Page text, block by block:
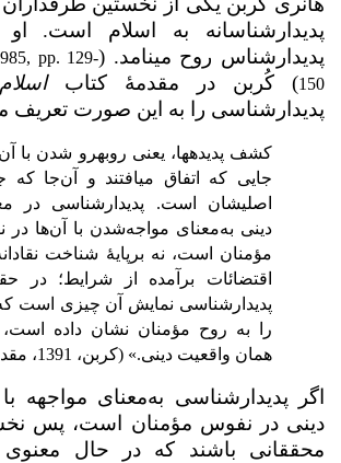
پدیدارشناسانه به اسلام است. او
پدیدارشناس روح می­نامد. (pp. 129-
150) کُربن در مقدمهٔ کتاب
پدیدارشناسی را به این صورت تعریف
کشف پدیده­ها، یعنی روبه­رو شدن با
جایی که اتفاق می­افتند و آن‌جا که
اصلی­شان است. پدیدارشناسی در
دینی به‌معنای مواجه‌شدن با آن‌ها در
مؤمنان است، نه برپایهٔ شناخت
اقتضائات برآمده از شرایط؛ در
پدیدارشناسی نمایش آن چیزی است
را به روح مؤمنان نشان داده است،
همان واقعیت دینی.» (کربن، 1391، مقدمه)
اگر پدیدارشناسی به‌معنای مواجهه
دینی در نفوس مؤمنان است، پس
محققانی باشند که در حال معنوی